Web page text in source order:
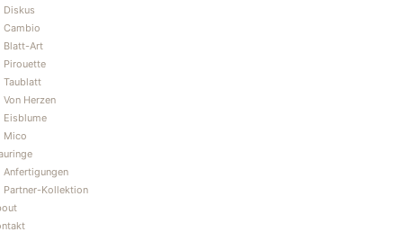
Diskus
Cambio
Blatt-Art
Pirouette
Taublatt
Von Herzen
Eisblume
Mico
Anfertigungen
Partner-Kollektion